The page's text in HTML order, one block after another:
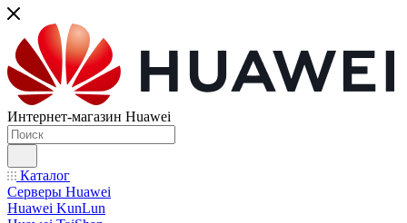
Интернет-магазин Huawei
Каталог
Серверы Huawei
Huawei KunLun